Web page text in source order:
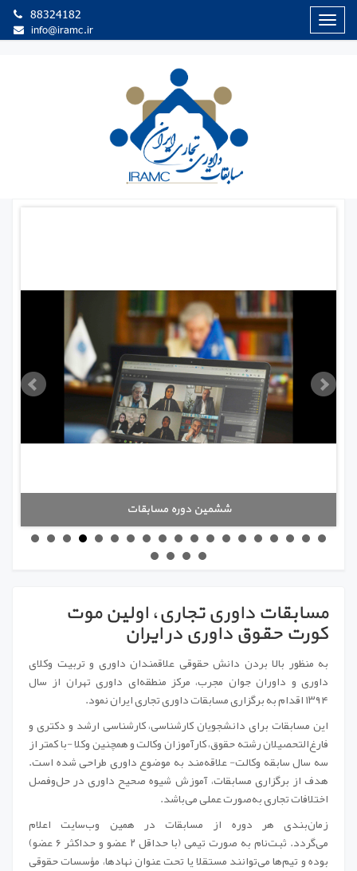
منوی
88324182
info@iramc.ir
ششمين دوره مسابقات
مسابقات داوری تجاری، اولين موت
کورت حقوق داوری در ايران
به منظور بالا بردن دانش حقوقی علاقمندان داوری و تربیت وکلای
داوری و داوران جوان مجرب، مرکز منطقه‌ای داوری تهران از سال
۱۳۹۴ اقدام به برگزاری مسابقات داوری تجاری ایران نمود
.
این مسابقات برای دانشجویان کارشناسی، کارشناسی ارشد و دکتری و
فارغ‌التحصیلان رشته حقوق، کارآموزان وکالت و همچنین وکلا -با کمتر از
سه سال سابقه وکالت- علاقه‌مند به موضوع داوری طراحی‌ شده است.
هدف از برگزاری مسابقات، آموزش شیوه صحیح داوری در حل‌وفصل
اختلافات تجاری به‌صورت عملی می‌باشد.
زمان‌بندی هر دوره از مسابقات در همین وب‌سایت اعلام
می‌گردد.
ثبت‌نام به صورت تیمی (با حداقل ۲ عضو و حداکثر ۶ عضو)
بوده وتیم‌ها می‌توانند مستقلا یا تحت عنوان نهادها، مؤسسات حقوقی